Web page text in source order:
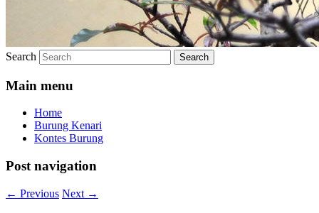
Search
Main menu
Home
Burung Kenari
Kontes Burung
Post navigation
← Previous Next →